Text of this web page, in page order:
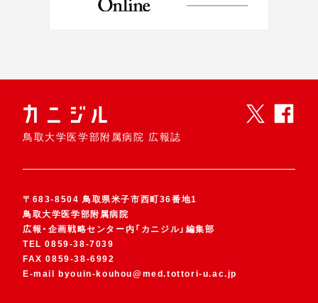
鳥取大学医学部附属病院 広報誌
〒683-8504 鳥取県米子市西町36番地1
鳥取大学医学部附属病院
広報・企画戦略センター内「カニジル」編集部
TEL0859-38-7039
FAX0859-38-6992
E-mail
byouin-kouhou@med.tottori-u.ac.jp